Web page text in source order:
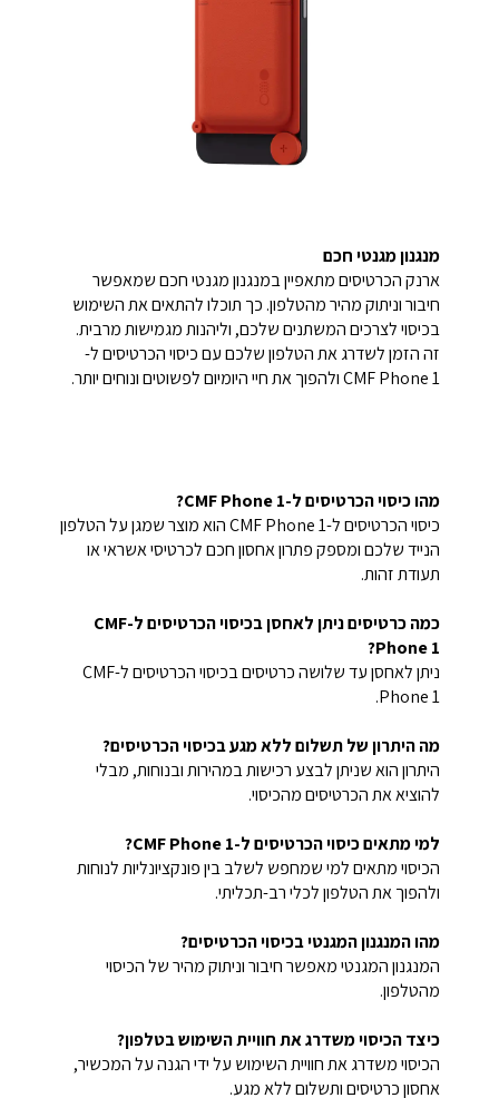
מנגנון מגנטי חכם
ארנק הכרטיסים מתאפיין במנגנון מגנטי חכם שמאפשר
חיבור וניתוק מהיר מהטלפון. כך תוכלו להתאים את השימוש
בכיסוי לצרכים המשתנים שלכם, וליהנות מגמישות מרבית.
זה הזמן לשדרג את הטלפון שלכם עם כיסוי הכרטיסים ל-
CMF Phone 1 ולהפוך את חיי היומיום לפשוטים ונוחים יותר.
מהו כיסוי הכרטיסים ל-CMF Phone 1?
כיסוי הכרטיסים ל-CMF Phone 1 הוא מוצר שמגן על הטלפון
הנייד שלכם ומספק פתרון אחסון חכם לכרטיסי אשראי או
תעודת זהות.
כמה כרטיסים ניתן לאחסן בכיסוי הכרטיסים ל-CMF
Phone 1?
ניתן לאחסן עד שלושה כרטיסים בכיסוי הכרטיסים ל-CMF
Phone 1.
מה היתרון של תשלום ללא מגע בכיסוי הכרטיסים?
היתרון הוא שניתן לבצע רכישות במהירות ובנוחות, מבלי
להוציא את הכרטיסים מהכיסוי.
למי מתאים כיסוי הכרטיסים ל-CMF Phone 1?
הכיסוי מתאים למי שמחפש לשלב בין פונקציונליות לנוחות
ולהפוך את הטלפון לכלי רב-תכליתי.
מהו המנגנון המגנטי בכיסוי הכרטיסים?
המנגנון המגנטי מאפשר חיבור וניתוק מהיר של הכיסוי
מהטלפון.
כיצד הכיסוי משדרג את חוויית השימוש בטלפון?
הכיסוי משדרג את חוויית השימוש על ידי הגנה על המכשיר,
אחסון כרטיסים ותשלום ללא מגע.